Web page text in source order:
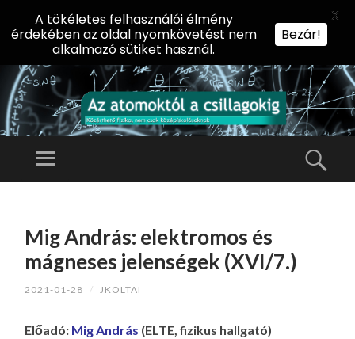
AZ
KT
Ó
CS
Előadássorozat
Természettudományi
Kar Fizikai
Menü
TARTALOMHOZ
Mig András: elektromos és
mágneses jelenségek (XVI/7.)
2021-01-28 / JKOLTAI
Előadó: Mig András (ELTE, fizikus hallgató)
A tökéletes felhasználói élmény
érdekében az oldal nyomkövetést nem
alkalmazó sütiket használ.
Bezár!
X